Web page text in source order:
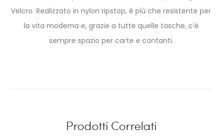
Velcro. Realizzato in nylon ripstop, è più che resistente per
la vita moderna e, grazie a tutte quelle tasche, c’è
sempre spazio per carte e contanti.
Prodotti Correlati